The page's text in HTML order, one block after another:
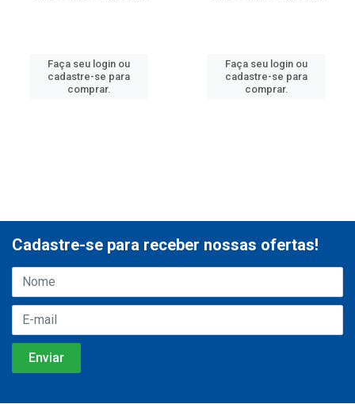
Faça seu login ou
cadastre-se para
comprar.
Faça seu login ou
cadastre-se para
comprar.
Cadastre-se para receber nossas ofertas!